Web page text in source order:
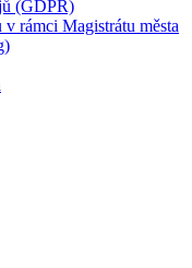
(GDPR)
rámci Magistrátu města